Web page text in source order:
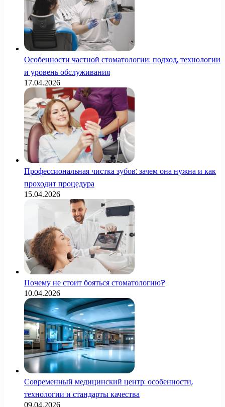
Особенности частной стоматологии: подход, технологии
и уровень обслуживания
17.04.2026
Профессиональная чистка зубов: зачем она нужна и как
проходит процедура
15.04.2026
Почему не стоит бояться стоматологию?
10.04.2026
Современный медицинский центр: особенности,
технологии и стандарты качества
09.04.2026